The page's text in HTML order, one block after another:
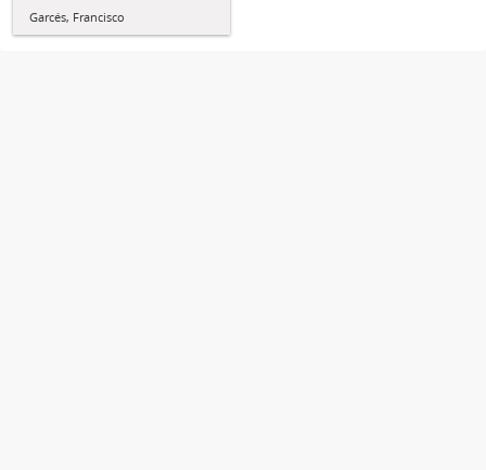
Garcés, Francisco